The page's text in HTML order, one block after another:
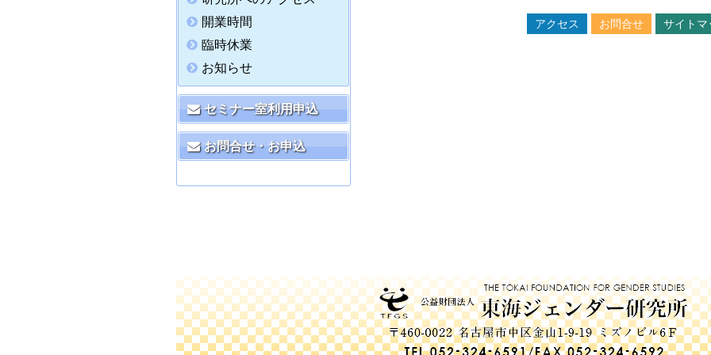
アクセス お問合せ サイトマ
開業時間
臨時休業
お知らせ
セミナー室利用申込
お問合せ・お申込